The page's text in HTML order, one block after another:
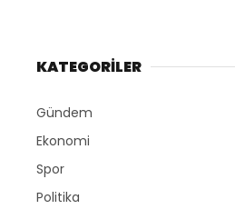
KATEGORİLER
Gündem
Ekonomi
Spor
Politika